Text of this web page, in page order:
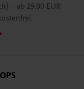
– ab 29,00 EUR